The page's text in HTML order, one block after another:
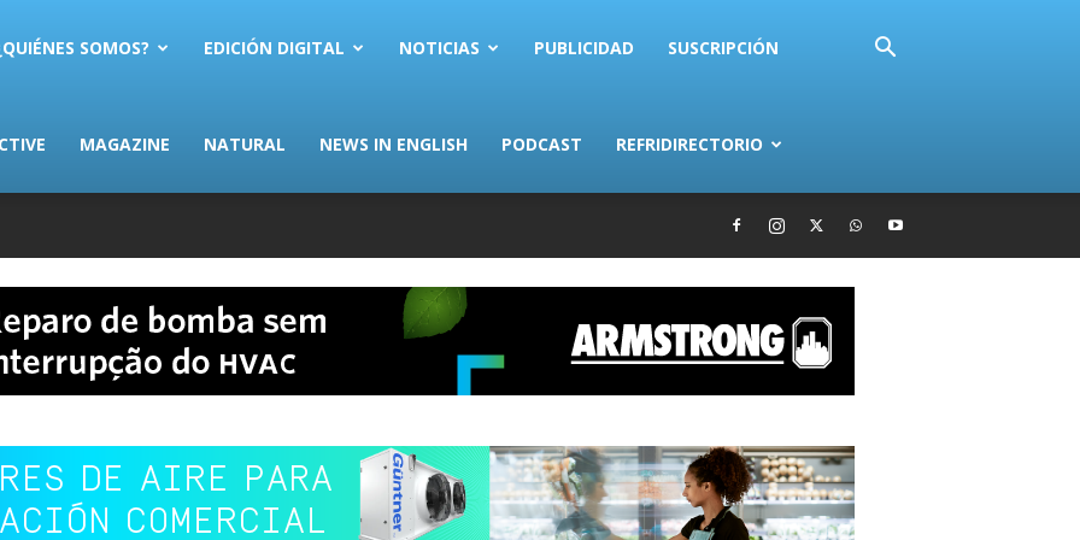
SOMOS? EDICIÓN DIGITAL NOTICIAS PUBLICIDAD SUSCRIPCIÓN
MAGAZINE NATURAL NEWS IN ENGLISH PODCAST REFRIDIRECTORIO